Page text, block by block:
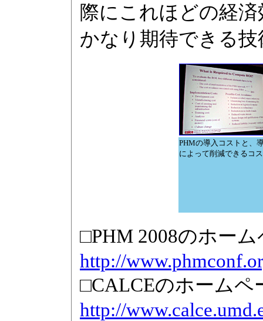
際にこれほどの経
かなり期待できる
PHMの導入コストと、
によって削減できるコ
□PHM 2008のホー
http://
□CALCEのホームペ
http://